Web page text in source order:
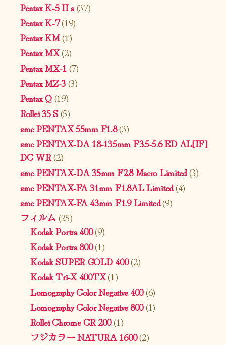
Pentax K-5 II s(37)
Pentax K-7(19)
Pentax KM(1)
Pentax MX(2)
Pentax MX-1(7)
Pentax MZ-3(3)
Pentax Q(19)
Rollei 35 S(5)
smc PENTAX 55mm F1.8(3)
smc PENTAX-DA 18-135mm F3.5-5.6 ED AL[IF]
DC WR(2)
smc PENTAX-DA 35mm F2.8 Macro Limited(3)
smc PENTAX-FA 31mm F1.8AL Limited(4)
smc PENTAX-FA 43mm F1.9 Limited(9)
フィルム (25)
Kodak Portra 400(9)
Kodak Portra 800(1)
Kodak SUPER GOLD 400(2)
Kodak Tri-X 400TX(1)
Lomography Color Negative 400(6)
Lomography Color Negative 800(1)
Rollei Chrome CR 200(1)
フジカラー NATURA 1600(2)